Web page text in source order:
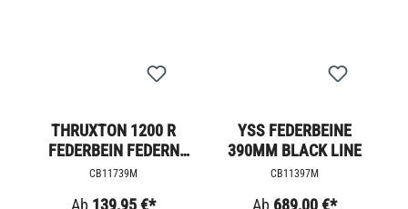
THRUXTON 1200 R
FEDERBEIN FEDERN
SCHWARZ
CB11739M
Ab 139,95 €*
YSS FEDERBEINE
390MM BLACK LINE
CB11397M
Ab 689,00 €*